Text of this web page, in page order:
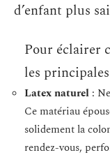
d’enfant plus
Pour éclairer
les
Latex naturel :
Ce matériau
solidement la
rendez-vous,